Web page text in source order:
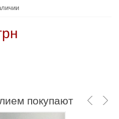
1 до 4 недель если нет в наличии
грн
покупают